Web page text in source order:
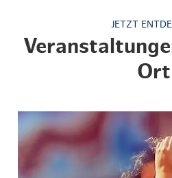
JETZT
Ort